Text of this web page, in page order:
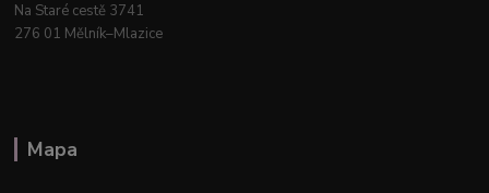
Na Staré cestě 3741
276 01 Mělník–Mlazice
Mapa